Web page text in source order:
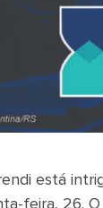
está
feira, 26.